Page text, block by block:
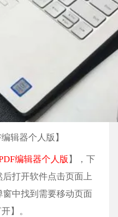
辑器个人版】
编辑器个人版 】，下
打开软件点击页面上
中找到需要移动页面
】。